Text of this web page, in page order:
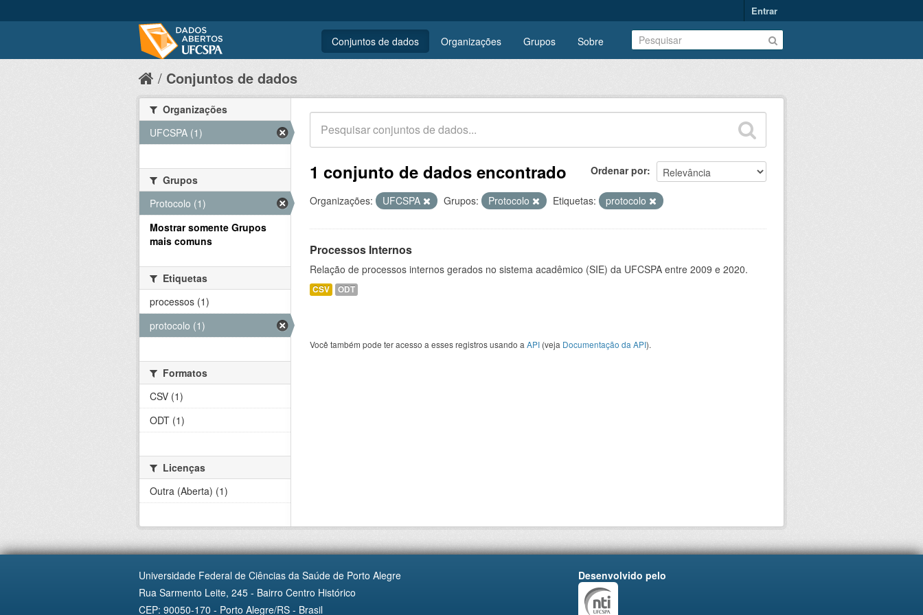
Entrar
Conjuntos de dados Organizações Grupos Sobre
Conjuntos de dados
Ordenar por
1 conjunto de dados encontrado
Organizações: UFCSPA Grupos: Protocolo Etiquetas: protocolo
Processos Internos
Relação de processos internos gerados no sistema acadêmico (SIE) da UFCSPA entre 2009 e 2020.
CSV ODT
Você também pode ter acesso a esses registros usando a API (veja Documentação da API).
Organizações
UFCSPA (1)
Grupos
Protocolo (1)
Mostrar somente Grupos
mais comuns
Etiquetas
processos (1)
protocolo (1)
Formatos
CSV (1)
ODT (1)
Licenças
Outra (Aberta) (1)
Universidade Federal de Ciências da Saúde de Porto Alegre
Rua Sarmento Leite, 245 - Bairro Centro Histórico
CEP: 90050-170 - Porto Alegre/RS - Brasil
Desenvolvido pelo